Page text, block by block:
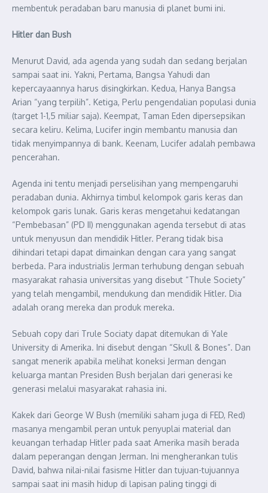
membentuk peradaban baru manusia di planet bumi ini.
Hitler dan Bush
Menurut David, ada agenda yang sudah dan sedang berjalan
sampai saat ini. Yakni, Pertama, Bangsa Yahudi dan
kepercayaannya harus disingkirkan. Kedua, Hanya Bangsa
Arian “yang terpilih”. Ketiga, Perlu pengendalian populasi dunia
(target 1-1,5 miliar saja). Keempat, Taman Eden dipersepsikan
secara keliru. Kelima, Lucifer ingin membantu manusia dan
tidak menyimpannya di bank. Keenam, Lucifer adalah pembawa
pencerahan.
Agenda ini tentu menjadi perselisihan yang mempengaruhi
peradaban dunia. Akhirnya timbul kelompok garis keras dan
kelompok garis lunak. Garis keras mengetahui kedatangan
“Pembebasan” (PD II) menggunakan agenda tersebut di atas
untuk menyusun dan mendidik Hitler. Perang tidak bisa
dihindari tetapi dapat dimainkan dengan cara yang sangat
berbeda. Para industrialis Jerman terhubung dengan sebuah
masyarakat rahasia universitas yang disebut “Thule Society”
yang telah mengambil, mendukung dan mendidik Hitler. Dia
adalah orang mereka dan produk mereka.
Sebuah copy dari Trule Sociaty dapat ditemukan di Yale
University di Amerika. Ini disebut dengan “Skull & Bones”. Dan
sangat menerik apabila melihat koneksi Jerman dengan
keluarga mantan Presiden Bush berjalan dari generasi ke
generasi melalui masyarakat rahasia ini.
Kakek dari George W Bush (memiliki saham juga di FED, Red)
masanya mengambil peran untuk penyuplai material dan
keuangan terhadap Hitler pada saat Amerika masih berada
dalam peperangan dengan Jerman. Ini mengherankan tulis
David, bahwa nilai-nilai fasisme Hitler dan tujuan-tujuannya
sampai saat ini masih hidup di lapisan paling tinggi di